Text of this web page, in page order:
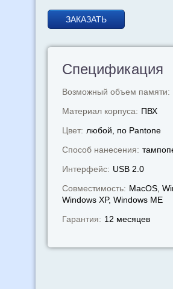
ЗАКАЗАТЬ
Спецификация
Возможный объем памяти:
Материал корпуса: ПВХ
Цвет: любой, по Pantone
Способ нанесения:
Интерфейс: USB 2.0
Совместимость: MacOS,
Windows XP, Windows МЕ
Гарантия: 12 месяцев